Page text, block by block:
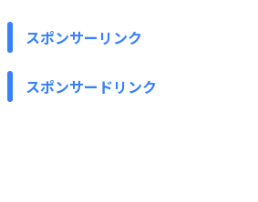
スポンサーリンク
スポンサードリンク